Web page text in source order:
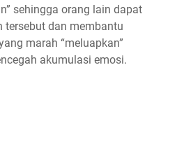
sehingga orang lain dapat
tersebut dan membantu
marah “meluapkan”
akumulasi emosi.